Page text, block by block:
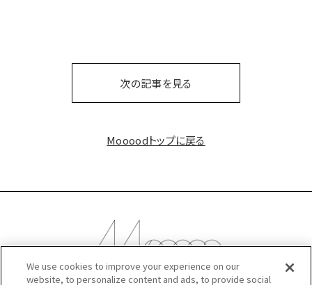
次の記事を見る
Moooodトップに戻る
We use cookies to improve your experience on our
website, to personalize content and ads, to provide social